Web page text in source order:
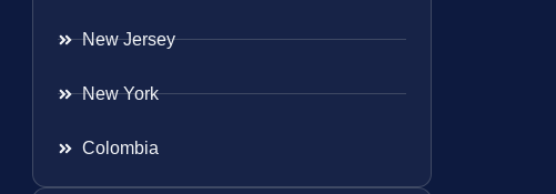
New Jersey
New York
Colombia